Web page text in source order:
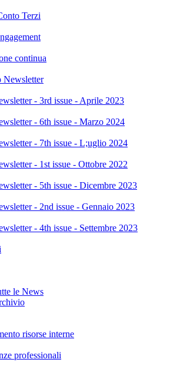
Terzi
continua
Newsletter
- 3rd issue - Aprile 2023
- 6th issue - Marzo 2024
- 7th issue - L;uglio 2024
- 1st issue - Ottobre 2022
- 5th issue - Dicembre 2023
- 2nd issue - Gennaio 2023
- 4th issue - Settembre 2023
le News
risorse interne
professionali